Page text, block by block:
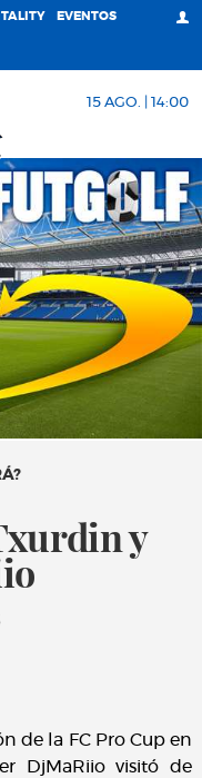
EVENTOS
15 AGO. | 14:00
y
de la FC Pro Cup en
DjMaRiio visitó de